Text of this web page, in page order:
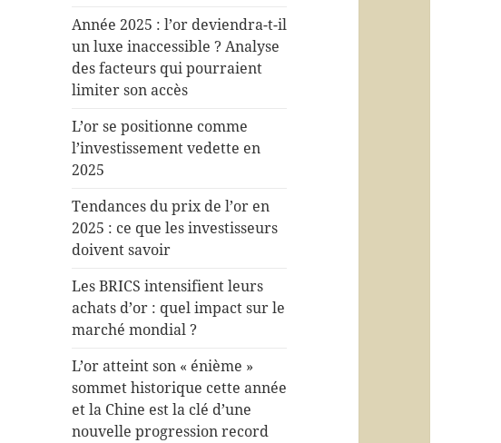
Année 2025 : l’or deviendra-t-il
un luxe inaccessible ? Analyse
des facteurs qui pourraient
limiter son accès
L’or se positionne comme
l’investissement vedette en
2025
Tendances du prix de l’or en
2025 : ce que les investisseurs
doivent savoir
Les BRICS intensifient leurs
achats d’or : quel impact sur le
marché mondial ?
L’or atteint son « énième »
sommet historique cette année
et la Chine est la clé d’une
nouvelle progression record